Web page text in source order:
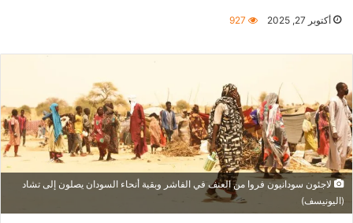
أكتوبر 27, 2025 927
لاجئون سودانيون فروا من العنف في الفاشر وبقية أنحاء السودان يصلون إلى تشاد
(اليونيسف)